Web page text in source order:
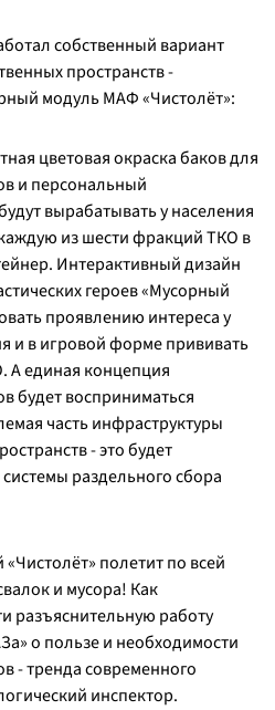
собственный вариант
пространств -
модуль МАФ «Чистолёт»:
цветовая окраска баков для
и персональный
вырабатывать у населения
из шести фракций ТКО в
Интерактивный дизайн
героев «Мусорный
проявлению интереса у
и в игровой форме прививать
А единая концепция
будет восприниматься
часть инфраструктуры
- это будет
раздельного сбора
полетит по всей
и мусора! Как
разъяснительную работу
о пользе и необходимости
- тренда современного
инспектор.